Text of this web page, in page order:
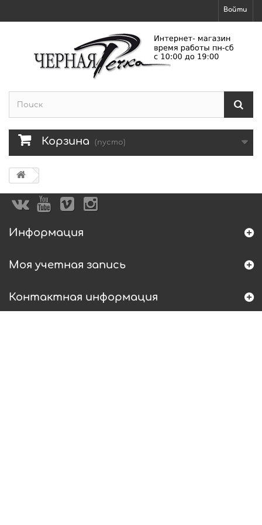
Войти
Корзина (пусто)
Информация
Моя учетная запись
Контактная информация